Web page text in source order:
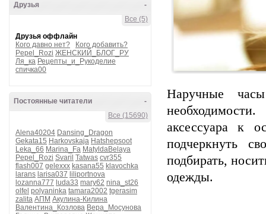
-
Друзья
Все (5)
Друзья оффлайн
Кого давно нет?
Кого добавить?
Pepel_Rozi ЖЕНСКИЙ_БЛОГ_РУ
Ля_ка Рецепты_и_Рукоделие
спичка00
-
Постоянные читатели
Все (15690)
Alena40204 Dansing_Dragon
Gekata15 Harkovskaja Hatshepsoot
Leka_66 Marina_Fa MatyldaBelaya
Pepel_Rozi Svaril Tatwas cvr355
flash007 gelexxx kasana55 klavochka
larans larisa037 liliportnova
lozanna777 luda33 mary62 nina_st26
olfel polyaninka tamara2002 tgerasim
zalita АПМ Акулина-Килина
Валентина_Козлова Вера_Мосунова
Наручные
аксессуара к
подчеркнуть
подбирать,
одежды.